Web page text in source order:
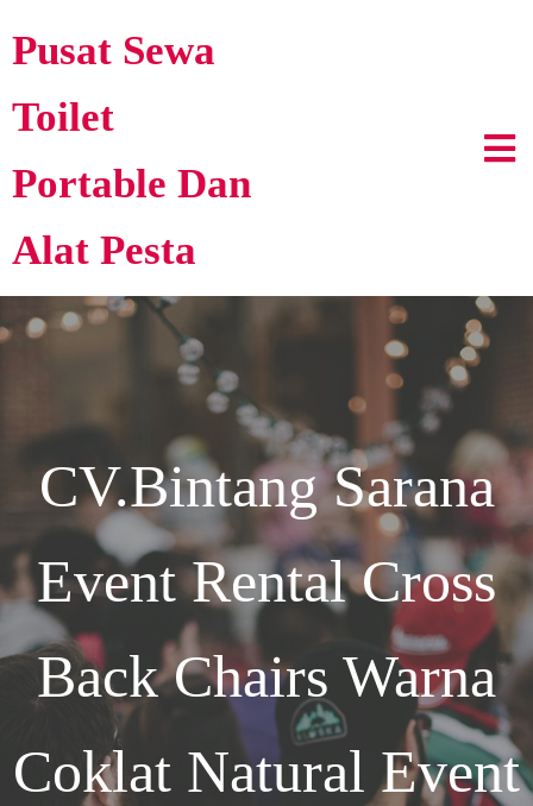
Pusat Sewa
Toilet
Portable Dan
Alat Pesta
CV.Bintang Sarana
EventRental Cross
Back Chairs Warna
Coklat Natural Event